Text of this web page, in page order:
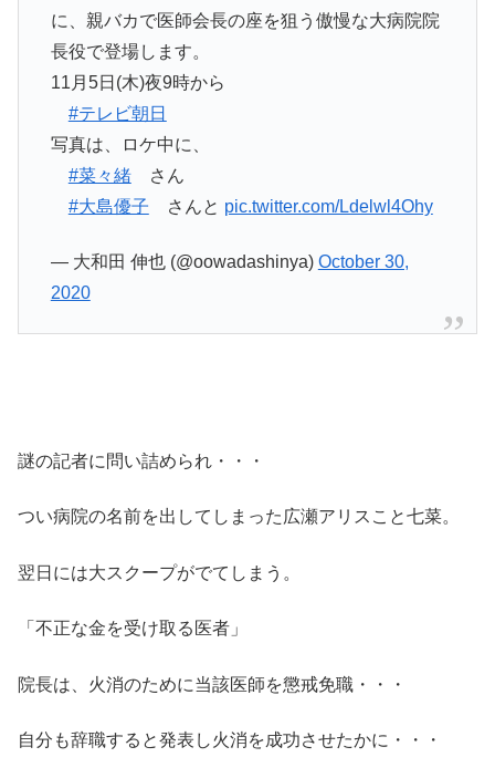
に、親バカで医師会長の座を狙う傲慢な大病院院
長役で登場します。
11月5日(木)夜9時から
#テレビ朝日
写真は、ロケ中に、
#菜々緒さん
#大島優子 さんと pic.twitter.com/Ldelwl4Ohy
— 大和田 伸也 (@oowadashinya) October 30,
2020
謎の記者に問い詰められ・・・
つい病院の名前を出してしまった広瀬アリスこと七菜。
翌日には大スクープがでてしまう。
「不正な金を受け取る医者」
院長は、火消のために当該医師を懲戒免職・・・
自分も辞職すると発表し火消を成功させたかに・・・